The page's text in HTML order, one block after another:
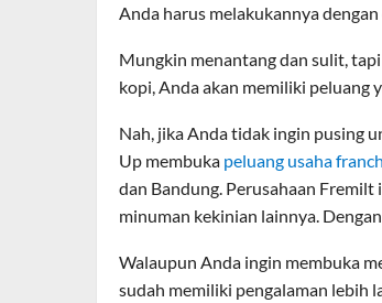
Anda harus melakukannya dengan
Mungkin menantang dan sulit,
kopi, Anda akan memiliki peluang
Nah, jika Anda tidak ingin pusing
Up membuka peluang usaha
dan Bandung. Perusahaan
minuman kekinian lainnya.
Walaupun Anda ingin membuka
sudah memiliki pengalaman lebih